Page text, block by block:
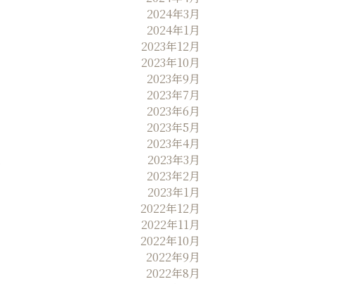
2024年3月
2024年1月
2023年12月
2023年10月
2023年9月
2023年7月
2023年6月
2023年5月
2023年4月
2023年3月
2023年2月
2023年1月
2022年12月
2022年11月
2022年10月
2022年9月
2022年8月